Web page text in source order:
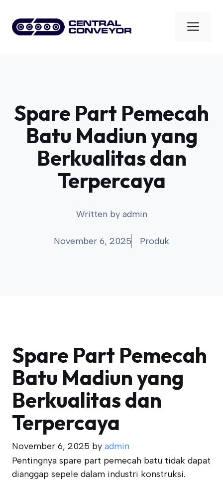
content
Spare Part Pemecah
Batu Madiun yang
Berkualitas dan
Terpercaya
Written by admin
November 6, 2025 Produk
Spare Part Pemecah
Batu Madiun yang
Berkualitas dan
Terpercaya
November 6, 2025 by admin
Pentingnya spare part pemecah batu tidak dapat
dianggap sepele dalam industri konstruksi.